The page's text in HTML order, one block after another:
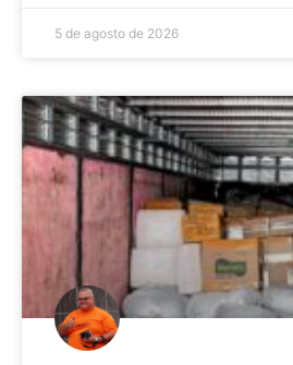
5 de agosto de 2026